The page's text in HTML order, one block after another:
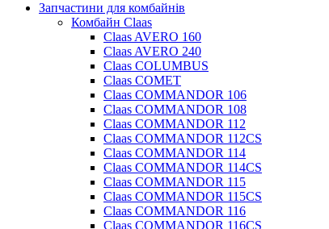
Запчастини для комбайнів
Комбайн Claas
Claas AVERO 160
Claas AVERO 240
Claas COLUMBUS
Claas COMET
Claas COMMANDOR 106
Claas COMMANDOR 108
Claas COMMANDOR 112
Claas COMMANDOR 112CS
Claas COMMANDOR 114
Claas COMMANDOR 114CS
Claas COMMANDOR 115
Claas COMMANDOR 115CS
Claas COMMANDOR 116
Claas COMMANDOR 116CS